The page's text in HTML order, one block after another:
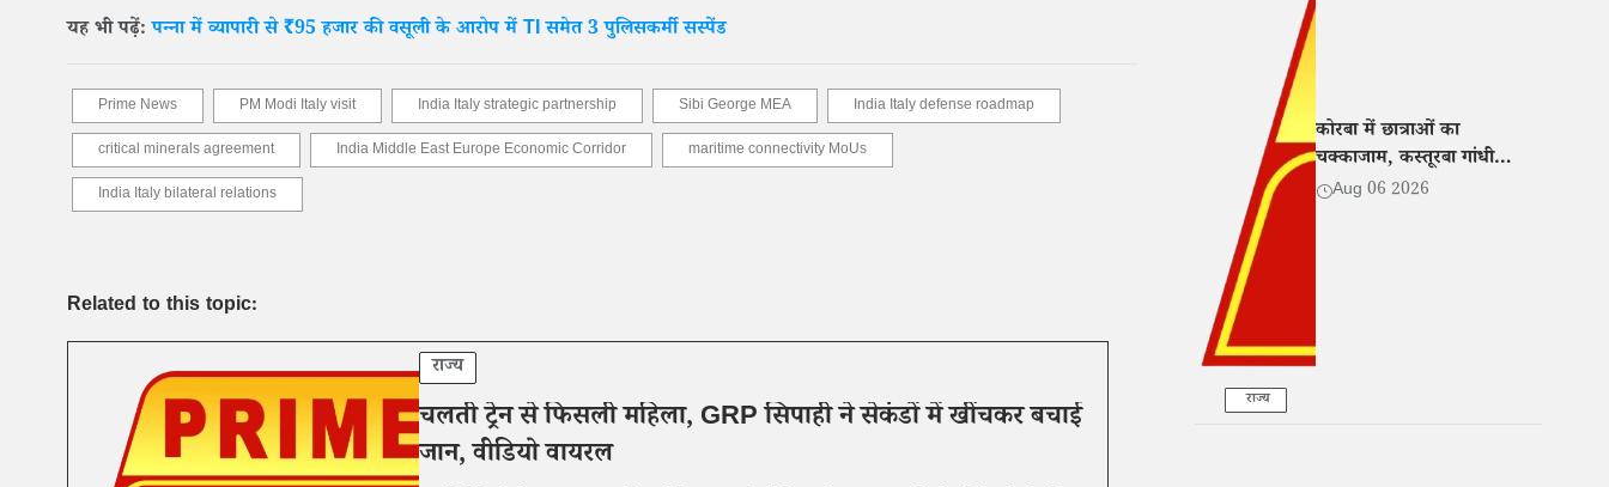
यह भी पढ़ें:पन्ना में व्यापारी से ₹95 हजार की वसूली के आरोप में TI समेत 3 पुलिसकर्मी सस्पेंड
Prime News PM Modi Italy visit India Italy strategic partnership Sibi George MEA
India Italy defense roadmap
critical minerals agreement
India Middle East Europe Economic Corridor
maritime connectivity MoUs
India Italy bilateral relations
Related to this topic:
राज्य
चलती ट्रेन से फिसली महिला, GRP सिपाही ने सेकंडों में खींचकर बचाई
जान, वीडियो वायरल
राज्य
कोरबा में छात्राओं का
चक्काजाम, कस्तूरबा गांधी
छात्रावास अधीक्षिका पर प्रताड़ना
Aug 06 2026